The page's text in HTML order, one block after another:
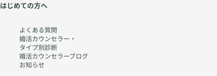
はじめての方へ
よくある質問
婚活カウンセラー・
タイプ別診断
婚活カウンセラーブログ
お知らせ